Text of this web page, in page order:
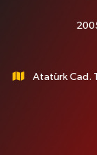
Atatürk Cad.